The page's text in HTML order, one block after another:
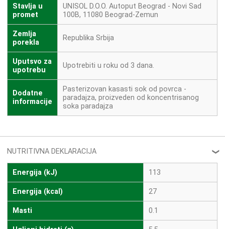
Stavlja u
promet
UNISOL D.O.O. Autoput Beograd - Novi Sad
100B, 11080 Beograd-Zemun
Zemlja
porekla
Republika Srbija
Uputsvo za
upotrebu
Upotrebiti u roku od 3 dana.
Dodatne
informacije
Pasterizovan kasasti sok od povrca -
paradajza, proizveden od koncentrisanog
soka paradajza
NUTRITIVNA DEKLARACIJA ❮
Energija (kJ) 113
Energija (kcal) 27
Masti 0.1